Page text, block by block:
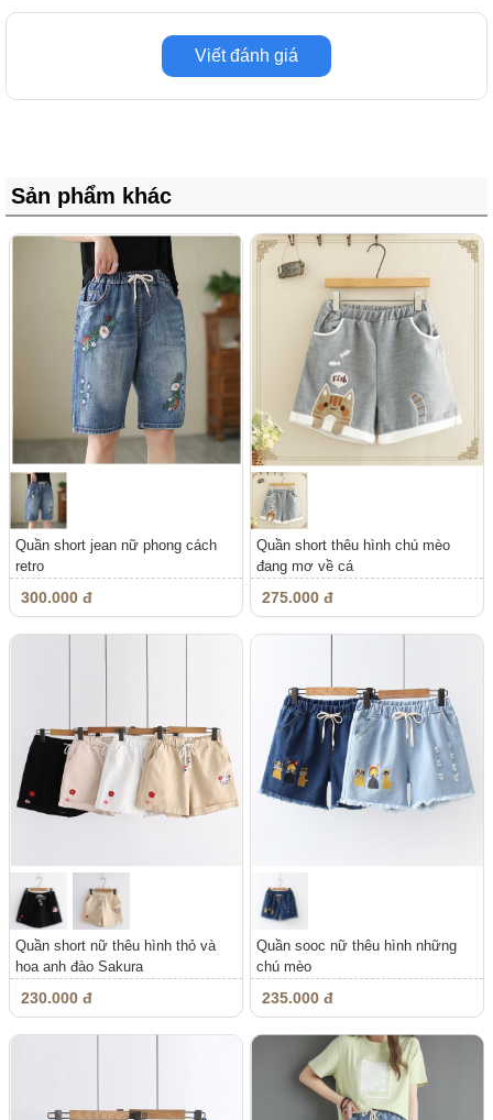
Viết đánh giá
Sản phẩm khác
Quần short jean nữ phong cách
retro
300.000 đ
Quần short thêu hình chú mèo
đang mơ về cá
275.000 đ
Quần short nữ thêu hình thỏ và
hoa anh đào Sakura
230.000 đ
Quần sooc nữ thêu hình những
chú mèo
235.000 đ